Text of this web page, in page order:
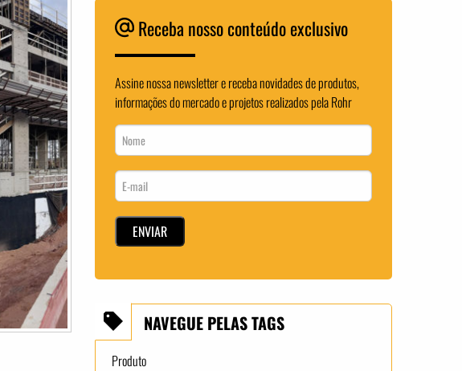
Receba nosso conteúdo exclusivo
Assine nossa newsletter e receba novidades de produtos,
informações do mercado e projetos realizados pela Rohr
NAVEGUE PELAS TAGS
Produto